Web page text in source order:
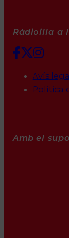
Ràdioilla a
Avís
Política
Amb el